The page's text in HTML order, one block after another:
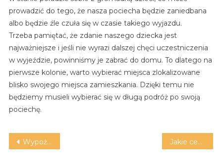
prowadzić do tego, że nasza pociecha będzie zaniedbana
albo będzie źle czuła się w czasie takiego wyjazdu.
Trzeba pamiętać, że zdanie naszego dziecka jest
najważniejsze i jeśli nie wyrazi dalszej chęci uczestniczenia
w wyjeździe, powinniśmy je zabrać do domu. To dlatego na
pierwsze kolonie, warto wybierać miejsca zlokalizowane
blisko swojego miejsca zamieszkania. Dzięki temu nie
będziemy musieli wybierać się w długą podróż po swoją
pociechę.
Nawigacja
Wypożyczalnia obiektywów: dlaczego warto się zdecydować? Jakie cechy ma dobry internet?